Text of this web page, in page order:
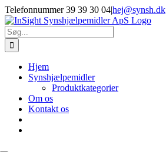
Skip
to
content
Telefonnummer 39 39 30 04|hej@synsh.dk
Søg
efter:
Hjem
Synshjælpemidler
Produktkategorier
Om os
Kontakt os